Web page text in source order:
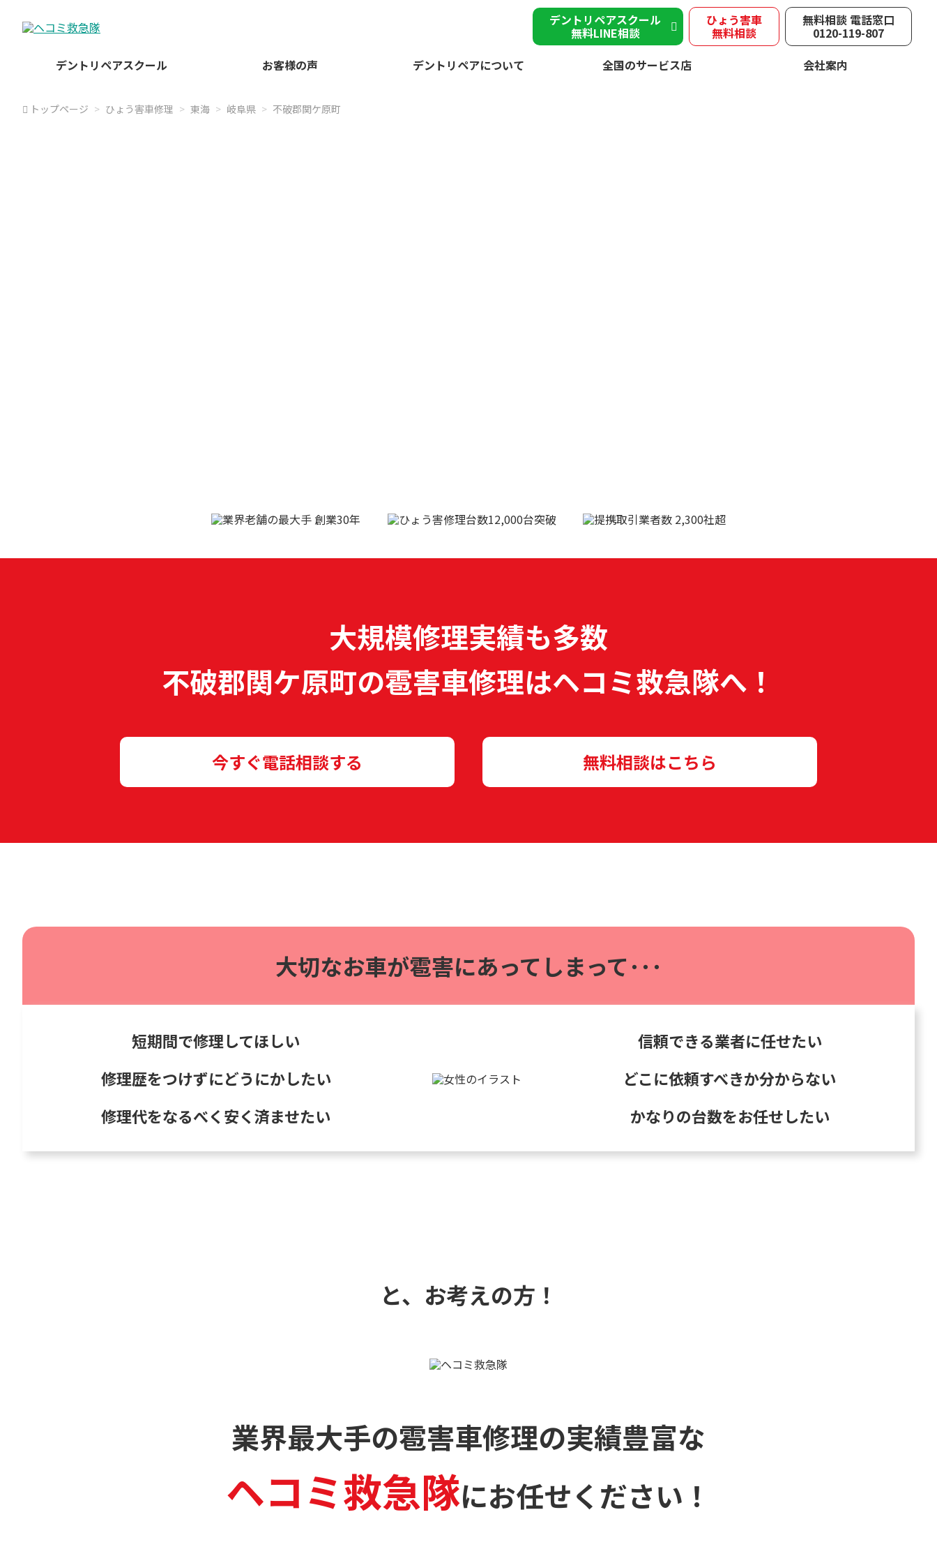
デントリペアスクール
無料LINE相談
ひょう害車
無料相談
無料相談 電話窓口
0120-119-807
デントリペアスクール
お客様の声 デントリペアについて 全国のサービス店 会社案内
トップページ ひょう害車修理 東海 岐阜県 不破郡関ケ原町
大規模修理実績も多数
不破郡関ケ原町の雹害車修理はヘコミ救急隊へ！
今すぐ電話相談する 無料相談はこちら
大切なお車が雹害にあってしまって･･･
短期間で修理してほしい
修理歴をつけずにどうにかしたい
修理代をなるべく安く済ませたい
信頼できる業者に任せたい
どこに依頼すべきか分からない
かなりの台数をお任せしたい
と、お考えの方！
業界最大手の雹害車修理の実績豊富な
ヘコミ救急隊にお任せください！